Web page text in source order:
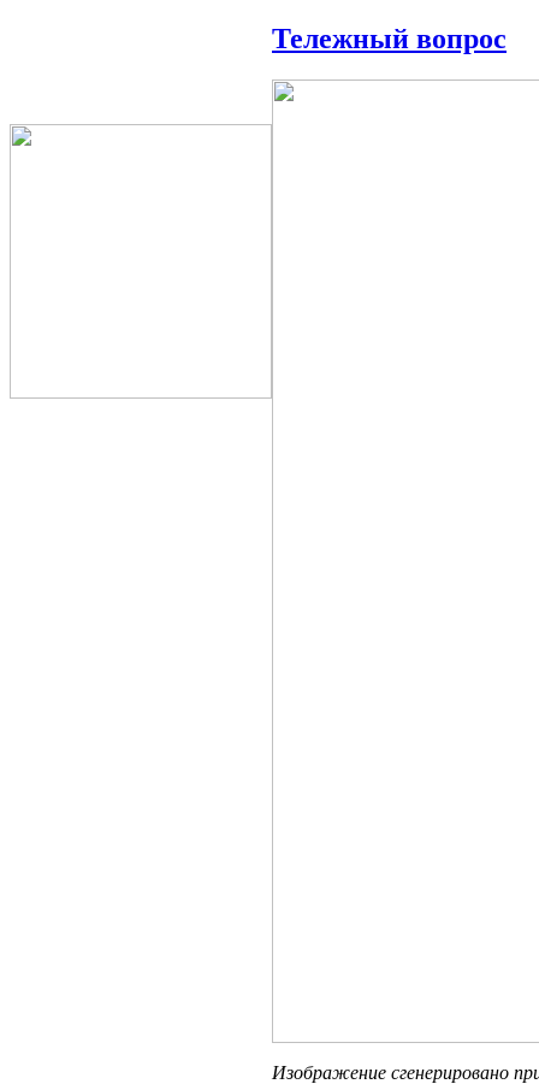
Тележный вопрос
Изображение сгенерировано